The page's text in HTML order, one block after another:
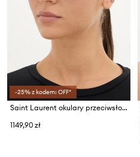
-25% z kodem: OFF*
Saint Laurent okulary przeciwsłoneczne damskie
1149,90 zł